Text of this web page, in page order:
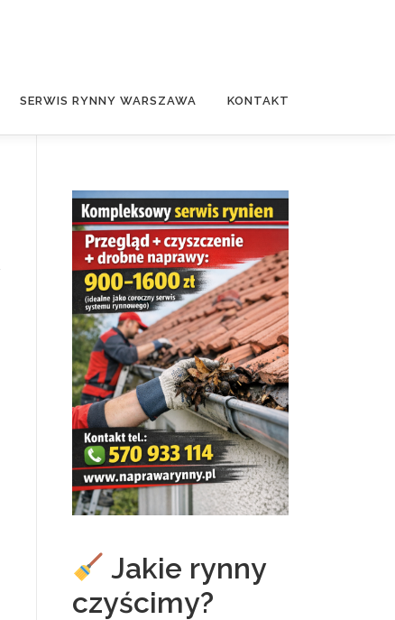
SERWIS RYNNY WARSZAWA KONTAKT
Jakie rynny
czyścimy?